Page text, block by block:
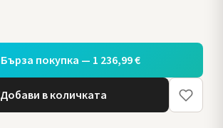
Бърза покупка — 1 236,99 €
Добави в количката